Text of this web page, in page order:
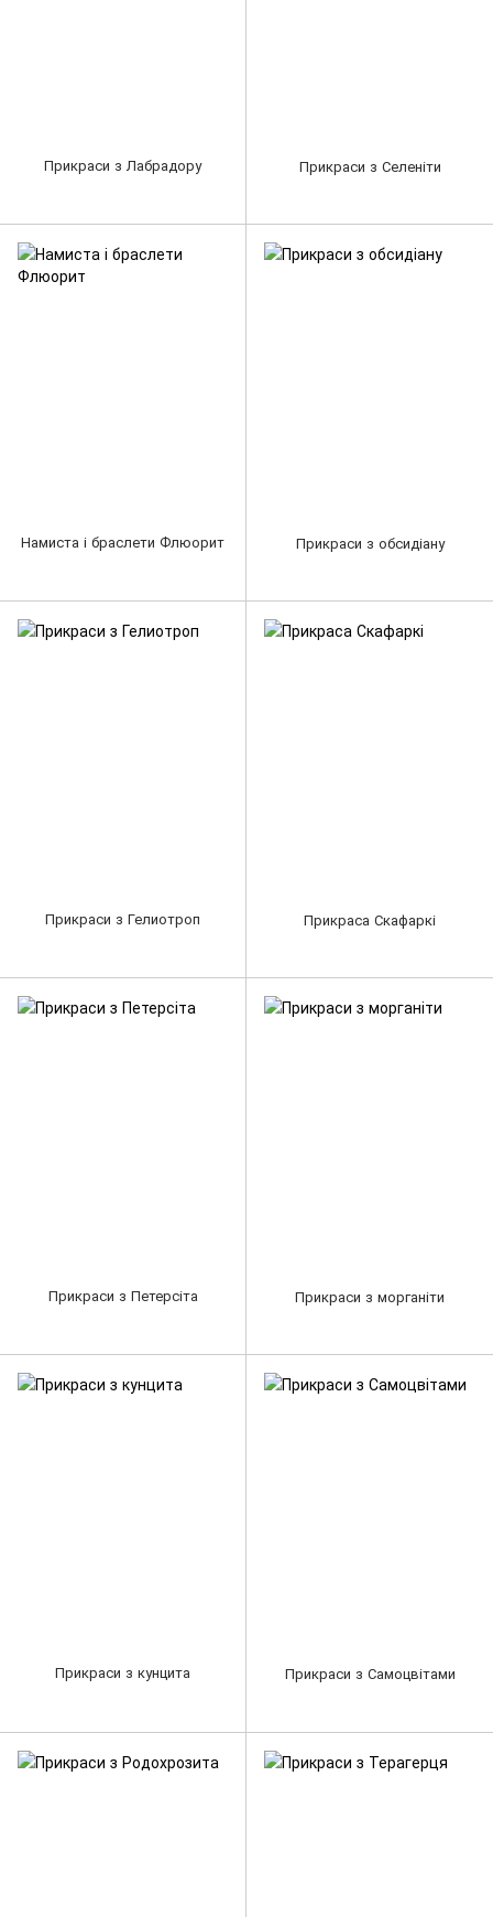
Прикраси з Лабрадору Прикраси з Селеніти
Намиста і браслети Флюорит Прикраси з обсидіану
Прикраси з Гелиотроп Прикраса Скафаркі
Прикраси з Петерсіта Прикраси з морганіти
Прикраси з кунцита Прикраси з Самоцвітами